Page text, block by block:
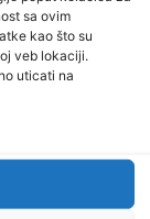
sa ovim
kao što su
veb lokaciji.
uticati na